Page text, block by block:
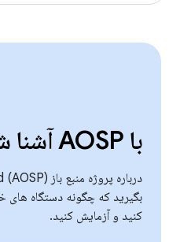
با AOSP آشنا شوید
بگیرید که چگونه دستگاه
کنید و آزمایش کنید.